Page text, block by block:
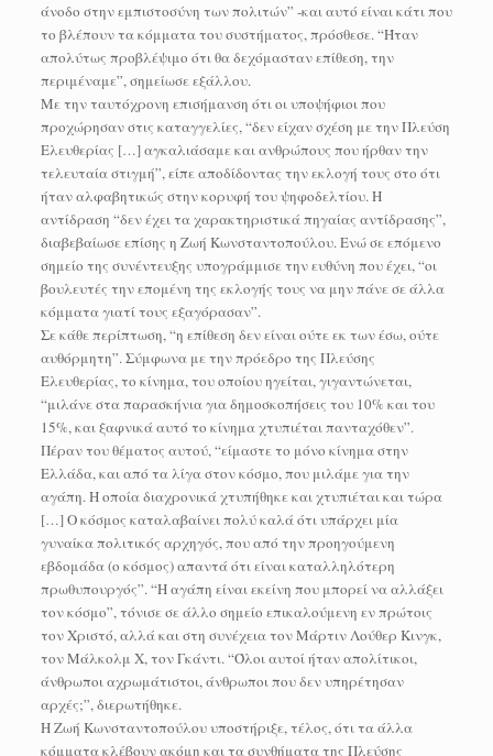
άνοδο στην εμπιστοσύνη των πολιτών” -και αυτό είναι κάτι που
το βλέπουν τα κόμματα του συστήματος, πρόσθεσε. “Ήταν
απολύτως προβλέψιμο ότι θα δεχόμασταν επίθεση, την
περιμέναμε”, σημείωσε εξάλλου.
Με την ταυτόχρονη επισήμανση ότι οι υποψήφιοι που
προχώρησαν στις καταγγελίες, “δεν είχαν σχέση με την Πλεύση
Ελευθερίας […] αγκαλιάσαμε και ανθρώπους που ήρθαν την
τελευταία στιγμή”, είπε αποδίδοντας την εκλογή τους στο ότι
ήταν αλφαβητικώς στην κορυφή του ψηφοδελτίου. Η
αντίδραση “δεν έχει τα χαρακτηριστικά πηγαίας αντίδρασης”,
διαβεβαίωσε επίσης η Ζωή Κωνσταντοπούλου. Ενώ σε επόμενο
σημείο της συνέντευξης υπογράμμισε την ευθύνη που έχει, “οι
βουλευτές την επομένη της εκλογής τους να μην πάνε σε άλλα
κόμματα γιατί τους εξαγόρασαν”.
Σε κάθε περίπτωση, “η επίθεση δεν είναι ούτε εκ των έσω, ούτε
αυθόρμητη”. Σύμφωνα με την πρόεδρο της Πλεύσης
Ελευθερίας, το κίνημα, του οποίου ηγείται, γιγαντώνεται,
“μιλάνε στα παρασκήνια για δημοσκοπήσεις του 10% και του
15%, και ξαφνικά αυτό το κίνημα χτυπιέται πανταχόθεν”.
Πέραν του θέματος αυτού, “είμαστε το μόνο κίνημα στην
Ελλάδα, και από τα λίγα στον κόσμο, που μιλάμε για την
αγάπη. Η οποία διαχρονικά χτυπήθηκε και χτυπιέται και τώρα
[…] Ο κόσμος καταλαβαίνει πολύ καλά ότι υπάρχει μία
γυναίκα πολιτικός αρχηγός, που από την προηγούμενη
εβδομάδα (ο κόσμος) απαντά ότι είναι καταλληλότερη
πρωθυπουργός”. “Η αγάπη είναι εκείνη που μπορεί να αλλάξει
τον κόσμο”, τόνισε σε άλλο σημείο επικαλούμενη εν πρώτοις
τον Χριστό, αλλά και στη συνέχεια τον Μάρτιν Λούθερ Κινγκ,
τον Μάλκολμ X, τον Γκάντι. “Όλοι αυτοί ήταν απολίτικοι,
άνθρωποι αχρωμάτιστοι, άνθρωποι που δεν υπηρέτησαν
αρχές;”, διερωτήθηκε.
Η Ζωή Κωνσταντοπούλου υποστήριξε, τέλος, ότι τα άλλα
κόμματα κλέβουν ακόμη και τα συνθήματα της Πλεύσης